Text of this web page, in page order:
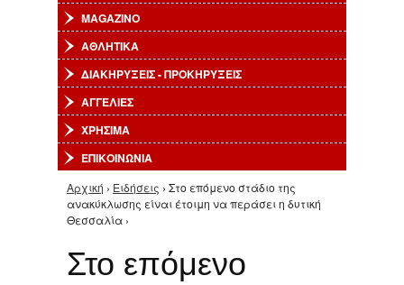
MAGAZINO
ΑΘΛΗΤΙΚΑ
ΔΙΑΚΗΡΥΞΕΙΣ - ΠΡΟΚΗΡΥΞΕΙΣ
ΑΓΓΕΛΙΕΣ
ΧΡΗΣΙΜΑ
ΕΠΙΚΟΙΝΩΝΙΑ
Είστε εδώ
Αρχική › Ειδήσεις › Στο επόμενο στάδιο της
ανακύκλωσης είναι έτοιμη να περάσει η δυτική
Θεσσαλία ›
Στο επόμενο